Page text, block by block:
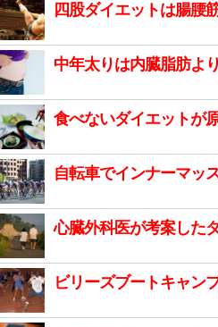
四股ダイエットは腸腰
中年太りは内臓脂肪よ
食べないダイエットが
自転車でインナーマッ
心臓外科医が考案した
ビリーズブートキャン